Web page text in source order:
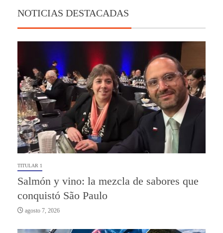
NOTICIAS DESTACADAS
TITULAR 1
Salmón y vino: la mezcla de sabores que
conquistó São Paulo
agosto 7, 2026